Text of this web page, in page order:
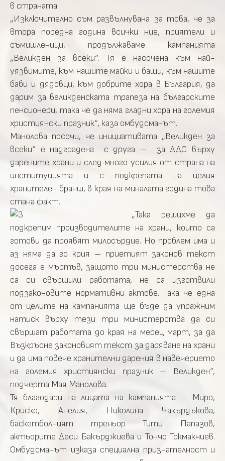
в страната.
„Изключително съм развълнувана за това, че за
втора поредна година всички ние, приятели и
съмишленици, продължаваме кампанията
„Великден за всеки“. Тя е насочена към най-
уязвимите, към нашите майки и бащи, към нашите
баби и дядовци, към добрите хора в България, да
дарим за великденската трапеза на българските
пенсионери, така че да няма гладни хора на големия
християнски празник“, каза омбудсманът.
Манолова посочи, че инициативата „Великден за
всеки“ е надградена с друга – за ДДС върху
дарените храни и след много усилия от страна на
институцията и с подкрепата на целия
хранителен бранш, в края на миналата година това
стана факт.
„Така решихме да
подкрепим производителите на храни, които са
готови да проявят милосърдие. Но проблем има и
аз няма да го крия – приетият законов текст
досега е мъртъв, защото три министерства не
са си свършили работата, не са изготвили
подзаконовите нормативни актове. Така че една
от целите на кампанията ще бъде да упражним
натиск върху тези три министерства да си
свършат работата до края на месец март, за да
Възкръсне законовият текст за даряване на храни
и да има повече хранителни дарения в навечерието
на големия християнски празник – Великден“,
подчерта Мая Манолова.
Тя благодари на лицата на кампанията – Миро,
Криско, Анелия, Николина Чакърдъкова,
баскетболният треньор Тити Папазов,
актьорите Деси Бакърджиева и Тончо Токмакчиев.
Омбудсманът изказа специална признателност и